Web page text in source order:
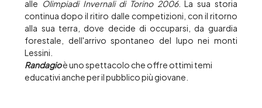
alle Olimpiadi Invernali di Torino 2006. La sua storia
continua dopo il ritiro dalle competizioni, con il ritorno
alla sua terra, dove decide di occuparsi, da guardia
forestale, dell'arrivo spontaneo del lupo nei monti
Lessini.
Randagio è uno spettacolo che offre ottimi temi
educativi anche per il pubblico più giovane.